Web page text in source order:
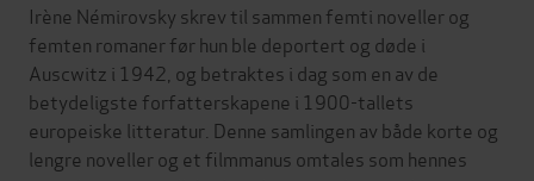
Irène Némirovsky skrev til sammen femti noveller og
femten romaner før hun ble deportert og døde i
Auscwitz i 1942, og betraktes i dag som en av de
betydeligste forfatterskapene i 1900-tallets
europeiske litteratur. Denne samlingen av både korte og
lengre noveller og et filmmanus omtales som hennes